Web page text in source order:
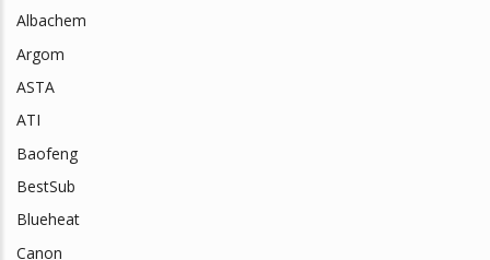
Albachem
Argom
ASTA
ATI
Baofeng
BestSub
Blueheat
Canon